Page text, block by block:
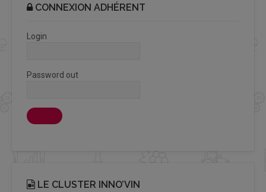
CONNEXION ADHÉRENT
Login
Password out
LE CLUSTER INNO’VIN